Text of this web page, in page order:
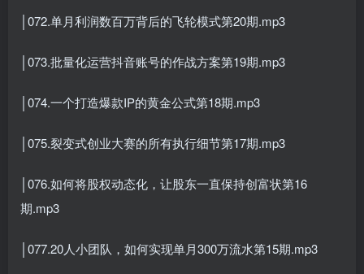
│072.单月利润数百万背后的飞轮模式第20期.mp3
│073.批量化运营抖音账号的作战方案第19期.mp3
│074.一个打造爆款IP的黄金公式第18期.mp3
│075.裂变式创业大赛的所有执行细节第17期.mp3
│076.如何将股权动态化，让股东一直保持创富状第16
期.mp3
│077.20人小团队，如何实现单月300万流水第15期.mp3